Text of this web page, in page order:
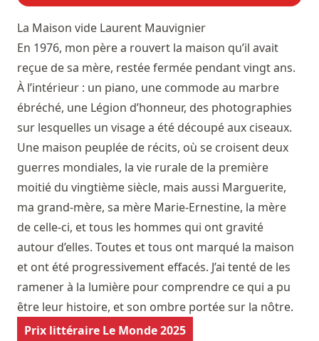
La Maison vide Laurent Mauvignier
En 1976, mon père a rouvert la maison qu’il avait
reçue de sa mère, restée fermée pendant vingt ans.
À l’intérieur : un piano, une commode au marbre
ébréché, une Légion d’honneur, des photographies
sur lesquelles un visage a été découpé aux ciseaux.
Une maison peuplée de récits, où se croisent deux
guerres mondiales, la vie rurale de la première
moitié du vingtième siècle, mais aussi Marguerite,
ma grand-mère, sa mère Marie-Ernestine, la mère
de celle-ci, et tous les hommes qui ont gravité
autour d’elles. Toutes et tous ont marqué la maison
et ont été progressivement effacés. J’ai tenté de les
ramener à la lumière pour comprendre ce qui a pu
être leur histoire, et son ombre portée sur la nôtre.
Prix littéraire Le Monde 2025